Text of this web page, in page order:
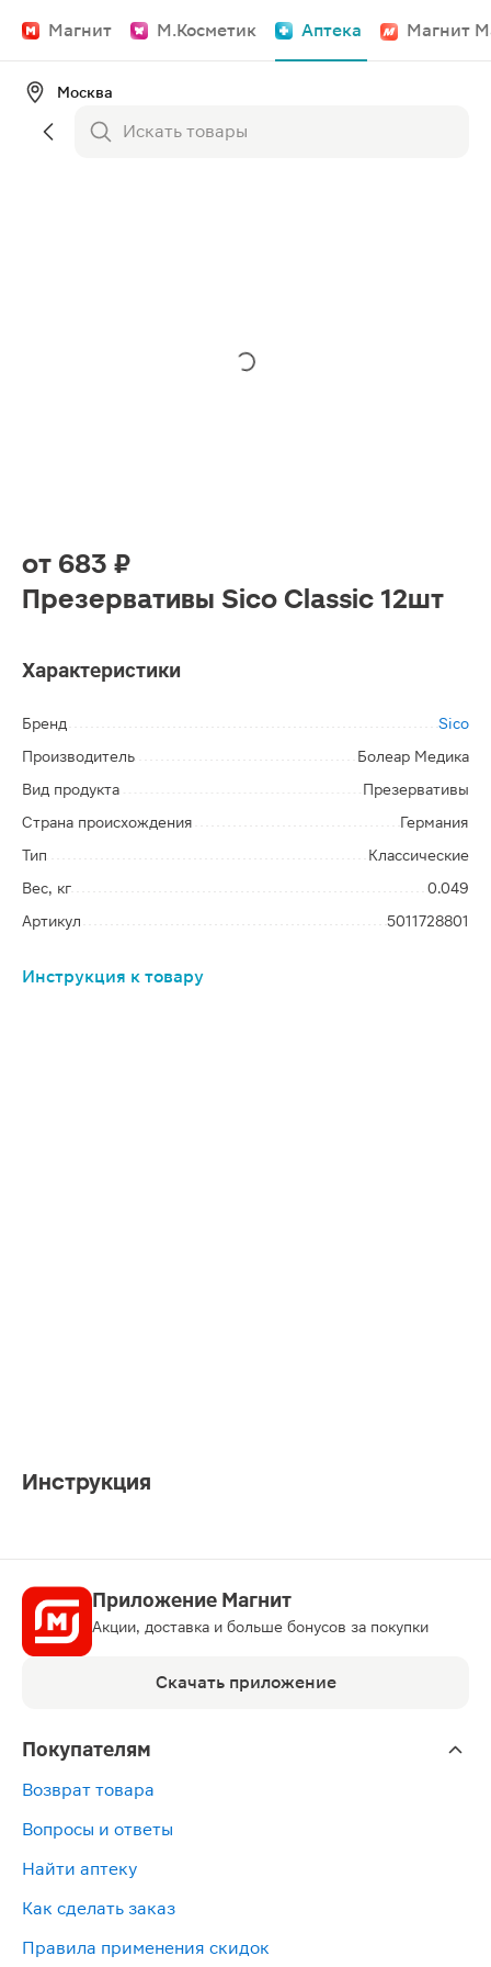
Магнит М.Косметик Аптека Магнит
Москва
от 683 ₽
Презервативы Sico Classic 12шт
Характеристики
Бренд
Sico
Производитель
Болеар Медика
Вид продукта
Презервативы
Страна происхождения
Германия
Тип
Классические
Вес, кг
0.049
Артикул
5011728801
Инструкция к товару
Инструкция
Приложение Магнит
Акции, доставка и больше бонусов за покупки
Скачать приложение
Покупателям
Возврат товара
Вопросы и ответы
Найти аптеку
Как сделать заказ
Правила применения скидок